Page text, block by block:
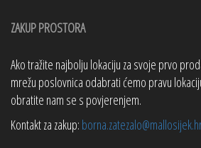
ZAKUP PROSTORA
Ako tražite najbolju lokaciju za svoje prvo
mrežu poslovnica odabrati ćemo pravu
obratite nam se s povjerenjem.
Kontakt za zakup: